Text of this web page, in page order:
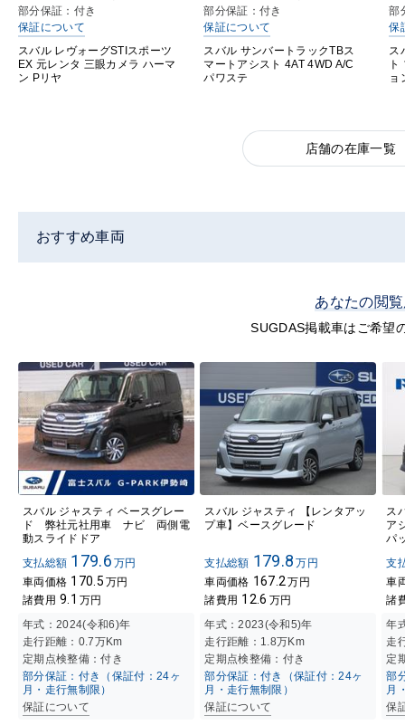
部分保証：付き
保証について
スバル レヴォーグSTIスポーツ
EX 元レンタ 三眼カメラ ハーマ
ン Pリヤ
部分保証：付き
保証について
スバル サンバートラックTBス
マートアシスト 4AT 4WD A/C
パワステ
部
保
ス
ョ
店舗の在庫一覧
おすすめ車両
あなたの閲
SUGDAS掲載車はご希望
スバル ジャスティ ベースグレー
ド 弊社元社用車 ナビ 両側電
動スライドドア
支払総額 179.6 万円
車両価格 170.5 万円
諸費用 9.1 万円
年式：2024(令和6)年
走行距離： 0.7万Km
定期点検整備：付き
部分保証：付き（保証付：24ヶ
月・走行無制限）
保証について
スバル ジャスティ 【レンタアッ
プ車】ベースグレード
支払総額 179.8 万円
車両価格 167.2 万円
諸費用 12.6 万円
年式：2023(令和5)年
走行距離： 1.8万Km
定期点検整備：付き
部分保証：付き（保証付：24ヶ
月・走行無制限）
保証について
ス
ア
パ
支
車
諸
年
走
定
部
月
保